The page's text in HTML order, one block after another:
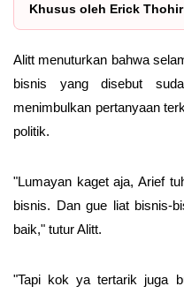
Khusus oleh Erick Thohir
Alitt menuturkan bahwa
bisnis yang disebut
menimbulkan pertanyaan
politik.
"Lumayan kaget aja, Arief
bisnis. Dan gue liat bisnis-
baik," tutur Alitt.
"Tapi kok ya tertarik juga